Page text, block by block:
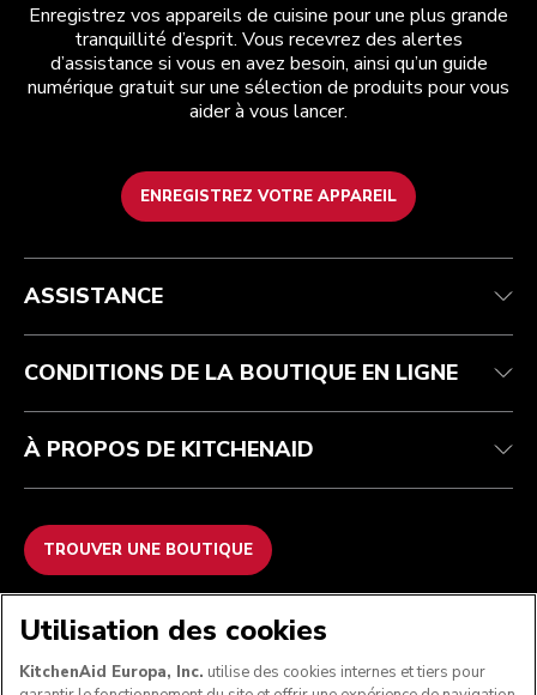
Enregistrez vos appareils de cuisine pour une plus grande
tranquillité d’esprit. Vous recevrez des alertes
d’assistance si vous en avez besoin, ainsi qu’un guide
numérique gratuit sur une sélection de produits pour vous
aider à vous lancer.
ENREGISTREZ VOTRE APPAREIL
Health Check
Suivez votre commande
Garantie et documents
Recupel
Conditions générales de vente
Retours et remboursements
Imprint
ODR
La marque
Trouver une boutique
ASSISTANCE
CONDITIONS DE LA BOUTIQUE EN LIGNE
À PROPOS DE KITCHENAID
TROUVER UNE BOUTIQUE
NOUS ACCEPTONS
Utilisation des cookies
KitchenAid Europa, Inc. utilise des cookies internes et tiers pour